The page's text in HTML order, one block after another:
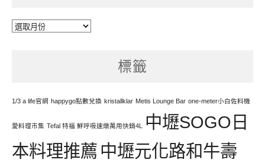
每
標籤
1/3 a life官網 happygo點數兌換 kristallklar Metis Lounge Bar one-meter小白佐料機
愛料理市集 Tefal 特福 鮮呼吸速燉萬用快鍋4L
中壢SOGO日
本料理推薦 中壢元化路和牛壽